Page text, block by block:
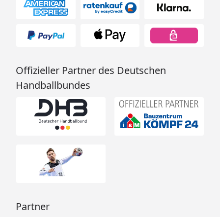
Offizieller Partner des Deutschen
Handballbundes
Partner